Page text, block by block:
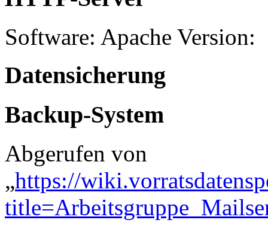
Software: Apache Version:
Datensicherung
Backup-System
Abgerufen von
„https://